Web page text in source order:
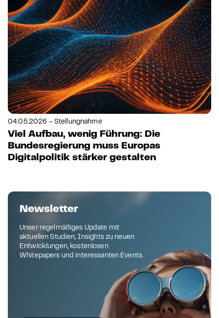
04.05.2026 – Stellungnahme
Viel Aufbau, wenig Führung: Die
Bundesregierung muss Europas
Digitalpolitik stärker gestalten
Newsletter
Unser regelmäßiges Update mit
aktuellen Studien, Insights zu neuen
Entwicklungen, kostenlosen
Whitepapers und interessanten Events.